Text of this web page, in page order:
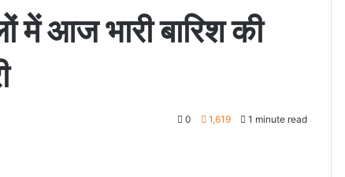
में आज भारी बारिश की
0 1,619 1 minute read